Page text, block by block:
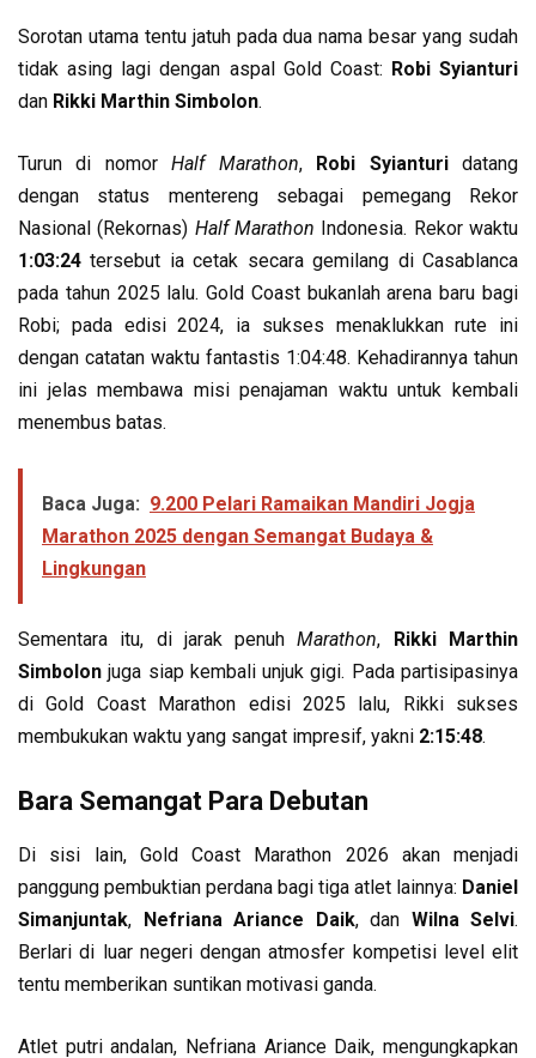
Sorotan utama tentu jatuh pada dua nama besar yang sudah
tidak asing lagi dengan aspal Gold Coast: Robi Syianturi
dan Rikki Marthin Simbolon.
Turun di nomorHalf Marathon, Robi Syianturidatang
dengan status mentereng sebagai pemegang Rekor
Nasional (Rekornas) Half Marathon Indonesia. Rekor waktu
1:03:24 tersebut ia cetak secara gemilang di Casablanca
pada tahun 2025 lalu. Gold Coast bukanlah arena baru bagi
Robi; pada edisi 2024, ia sukses menaklukkan rute ini
dengan catatan waktu fantastis 1:04:48. Kehadirannya tahun
ini jelas membawa misi penajaman waktu untuk kembali
menembus batas.
Baca Juga: 9.200 Pelari Ramaikan Mandiri Jogja
Marathon 2025 dengan Semangat Budaya &
Lingkungan
Sementara itu, di jarak penuhMarathon, Rikki Marthin
Simbolon juga siap kembali unjuk gigi. Pada partisipasinya
di Gold Coast Marathon edisi 2025 lalu, Rikki sukses
membukukan waktu yang sangat impresif, yakni 2:15:48.
Bara Semangat Para Debutan
Di sisi lain, Gold Coast Marathon 2026 akan menjadi
panggung pembuktian perdana bagi tiga atlet lainnya: Daniel
Simanjuntak, Nefriana Ariance Daik, dan Wilna Selvi.
Berlari di luar negeri dengan atmosfer kompetisi level elit
tentu memberikan suntikan motivasi ganda.
Atlet putri andalan, Nefriana Ariance Daik, mengungkapkan